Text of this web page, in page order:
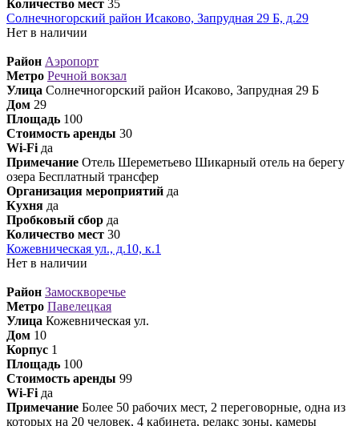
Количество мест 35
Солнечногорский район Исаково, Запрудная 29 Б, д.29
Нет в наличии
Район Аэропорт
Метро Речной вокзал
Улица Солнечногорский район Исаково, Запрудная 29 Б
Дом 29
Площадь 100
Стоимость аренды 30
Wi-Fi да
Примечание Отель Шереметьево Шикарный отель на берегу
озера Бесплатный трансфер
Организация мероприятий да
Кухня да
Пробковый сбор да
Количество мест 30
Кожевническая ул., д.10, к.1
Нет в наличии
Район Замоскворечье
Метро Павелецкая
Улица Кожевническая ул.
Дом 10
Корпус 1
Площадь 100
Стоимость аренды 99
Wi-Fi да
Примечание Более 50 рабочих мест, 2 переговорные, одна из
которых на 20 человек, 4 кабинета, релакс зоны, камеры